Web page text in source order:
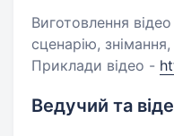
Виготовлення
сценарію,
Приклади відео -
Ведучий та